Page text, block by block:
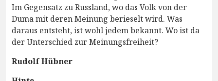
Im Gegensatz zu Russland, wo das Volk von der
Duma mit deren Meinung berieselt wird. Was
daraus entsteht, ist wohl jedem bekannt. Wo ist da
der Unterschied zur Meinungsfreiheit?
Rudolf Hübner